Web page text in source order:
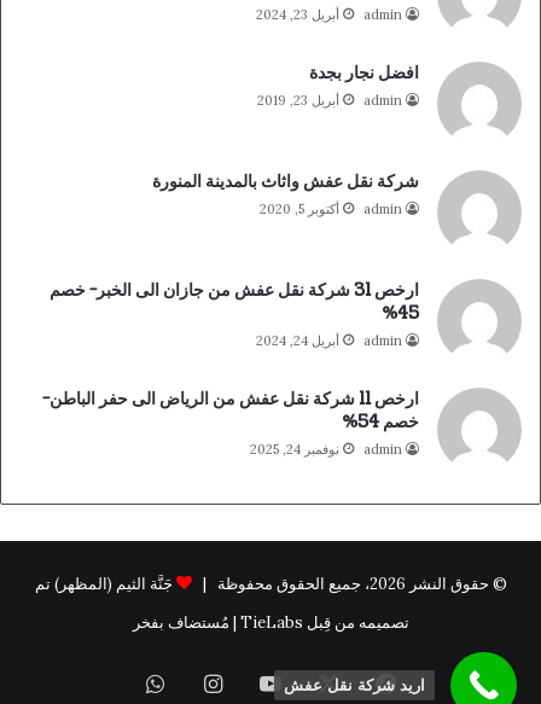
admin أبريل 23, 2024
افضل نجار بجدة
admin أبريل 23, 2019
شركة نقل عفش واثاث بالمدينة المنورة
admin أكتوبر 5, 2020
ارخص 31 شركة نقل عفش من جازان الى الخبر- خصم
45%
admin أبريل 24, 2024
ارخص 11 شركة نقل عفش من الرياض الى حفر الباطن-
خصم 54%
admin نوفمبر 24, 2025
© حقوق النشر 2026، جميع الحقوق محفوظة |
جَنَّة الثيم (المظهر) تم
تصميمه من قِبل TieLabs | مُستضاف بفخر
فيسبوك
X يوتيوبانستقرامواتساب اريد شركة نقل عفش